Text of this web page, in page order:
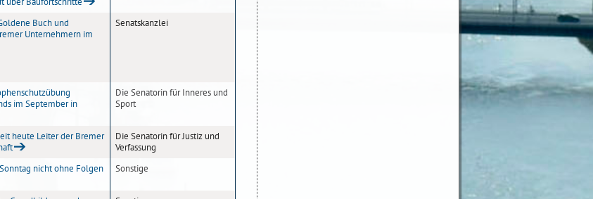
Buch und
Unternehmern im
Senatskanzlei
im September in
Die Senatorin für Inneres und
Sport
heute Leiter der Bremer
Die Senatorin für Justiz und
Verfassung
nicht ohne Folgen Sonstige